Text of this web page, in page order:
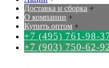
Доставка и сборка +
О компании +
Купить оптом +
+7 (495) 761-98-
+7 (903) 750-62-